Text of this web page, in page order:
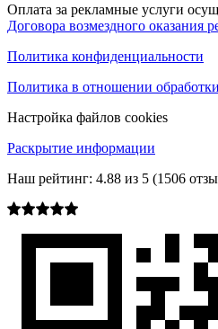
Оплата за рекламные услуги
Договора возмездного оказания
Политика конфиденциальности
Политика в отношении
Настройка файлов cookies
Раскрытие информации
Наш рейтинг: 4.88 из 5 (1506